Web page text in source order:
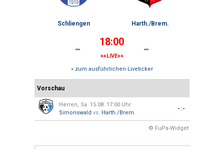
Schliengen Harth./Brem.
- 18:00
++LIVE++ -
» zum ausführlichen Liveticker
Vorschau
Herren, Sa. 15.08. 17:00 Uhr
Simonswald vs. Harth./Brem.
-:-
© FuPa-Widget